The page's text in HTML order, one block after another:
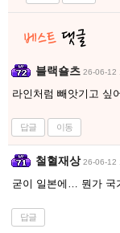
블랙숄츠 26-06-12
라인처럼 빼앗기고 싶
답글 이동
철혈재상 26-06-12
굳이 일본에… 뭔가 국
답글